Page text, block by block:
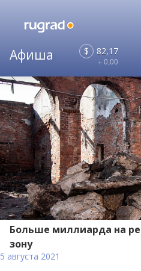
$ 82,17
+ 0,00
Больше миллиарда на
зону
5 августа 2021